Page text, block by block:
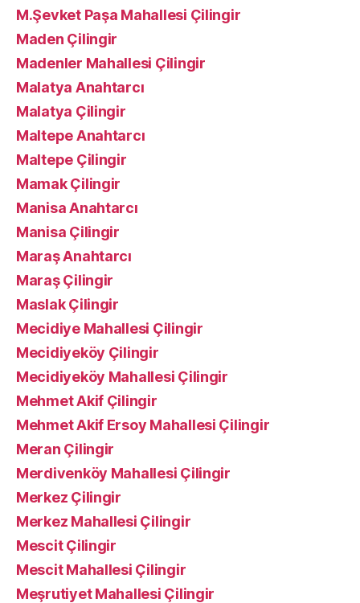
M.Şevket Paşa Mahallesi Çilingir
Maden Çilingir
Madenler Mahallesi Çilingir
Malatya Anahtarcı
Malatya Çilingir
Maltepe Anahtarcı
Maltepe Çilingir
Mamak Çilingir
Manisa Anahtarcı
Manisa Çilingir
Maraş Anahtarcı
Maraş Çilingir
Maslak Çilingir
Mecidiye Mahallesi Çilingir
Mecidiyeköy Çilingir
Mecidiyeköy Mahallesi Çilingir
Mehmet Akif Çilingir
Mehmet Akif Ersoy Mahallesi Çilingir
Meran Çilingir
Merdivenköy Mahallesi Çilingir
Merkez Çilingir
Merkez Mahallesi Çilingir
Mescit Çilingir
Mescit Mahallesi Çilingir
Meşrutiyet Mahallesi Çilingir